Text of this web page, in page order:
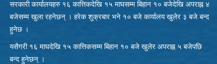
सरकारी कार्यालयहरु १६ कात्तिकदेखि १५ माघसम्म बिहान १० बजेदेखि अपराह्न ४
बजेसम्म खुला रहनेछन् । हरेक शुक्रबार भने १० बजे कार्यालय खुलेर ३ बजे बन्द
हुनेछ ।
यसैगरी १६ माघदेखि १५ कात्तिकसम्म बिहान १० बजे खुलेर अपराह्न ५ बजेपछि
बन्द हुनेछन् ।